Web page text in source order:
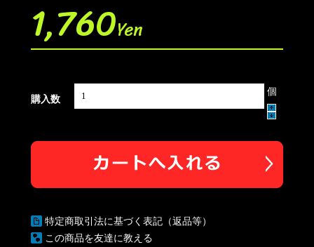
1,760Yen
購入数
個
特定商取引法に基づく表記（返品等）
この商品を友達に教える